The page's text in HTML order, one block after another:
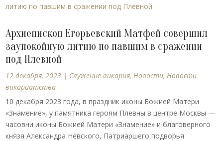
Архиепископ Егорьевский Матфей совершил
заупокойную литию по павшим в сражении
под Плевной
12 декабря, 2023 | Cлужение викария,Новости,Новости
викариатства
10 декабря 2023 года, в праздник иконы Божией Матери
«Знамение», у памятника героям Плевны в центре Москвы —
часовни иконы Божией Матери «Знамение» и благоверного
князя Александра Невского, Патриаршего подворья